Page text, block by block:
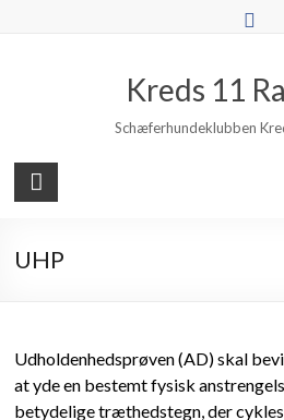
Kreds 11
Schæferhundeklubben
UHP
Udholdenhedsprøven (AD) skal
at yde en bestemt fysisk
betydelige træthedstegn, der cykles